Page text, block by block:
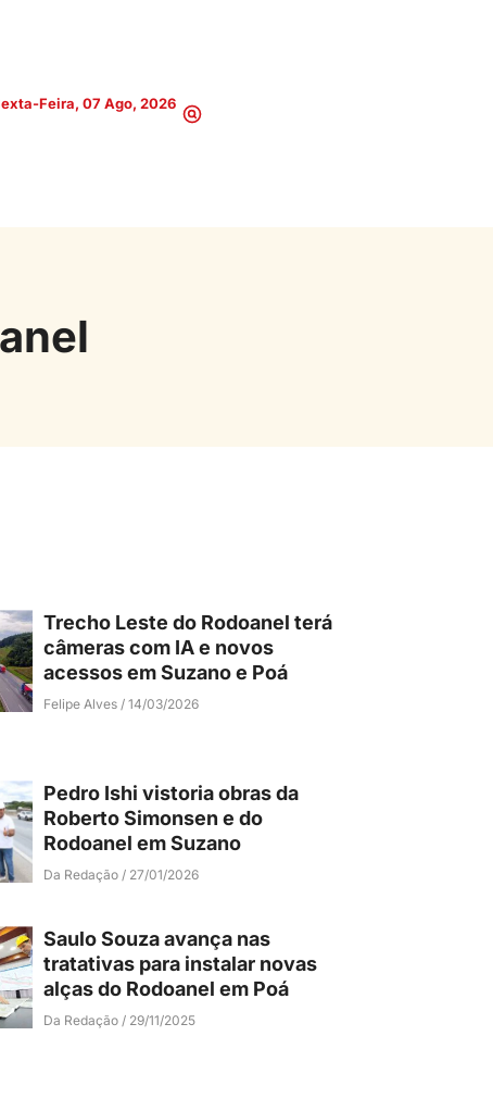
Feira, 07 Ago, 2026
Trecho Leste do Rodoanel terá
câmeras com IA e novos
acessos em Suzano e Poá
Felipe Alves 14/03/2026
Pedro Ishi vistoria obras da
Roberto Simonsen e do
Rodoanel em Suzano
Da Redação 27/01/2026
Saulo Souza avança nas
tratativas para instalar novas
alças do Rodoanel em Poá
Da Redação 29/11/2025